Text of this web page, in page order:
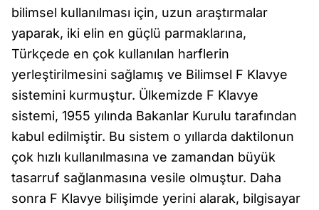
bilimsel kullanılması için, uzun araştırmalar
yaparak, iki elin en güçlü parmaklarına,
Türkçede en çok kullanılan harflerin
yerleştirilmesini sağlamış ve Bilimsel F Klavye
sistemini kurmuştur. Ülkemizde F Klavye
sistemi, 1955 yılında Bakanlar Kurulu tarafından
kabul edilmiştir. Bu sistem o yıllarda daktilonun
çok hızlı kullanılmasına ve zamandan büyük
tasarruf sağlanmasına vesile olmuştur. Daha
sonra F Klavye bilişimde yerini alarak, bilgisayar